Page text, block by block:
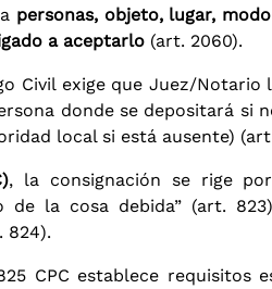
personas, objeto, lugar,
a aceptarlo (art. 2060).
Civil exige que Juez/Notario
donde se depositará si
local si está ausente)
, la consignación se rige
de la cosa debida” (art.
824).
CPC establece requisitos